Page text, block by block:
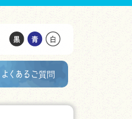
よくあるご質問